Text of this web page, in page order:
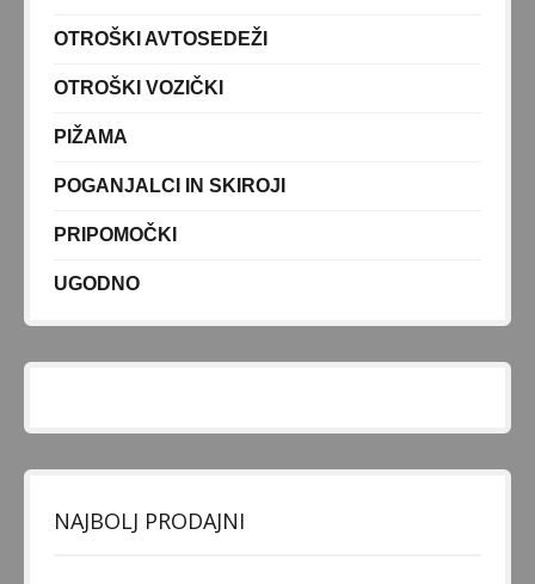
OTROŠKI AVTOSEDEŽI
OTROŠKI VOZIČKI
PIŽAMA
POGANJALCI IN SKIROJI
PRIPOMOČKI
UGODNO
NAJBOLJ PRODAJNI